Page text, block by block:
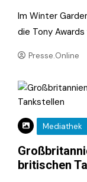
Im Winter
die Tony Awards
Presse.Online
Mediathek
britischen